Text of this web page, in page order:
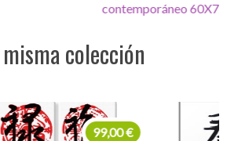
contemporáneo 60X75X3
colección
€